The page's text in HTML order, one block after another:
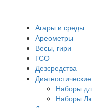
Агары и среды
Ареометры
Весы, гири
ГСО
Дезсредства
Наборы
Наборы